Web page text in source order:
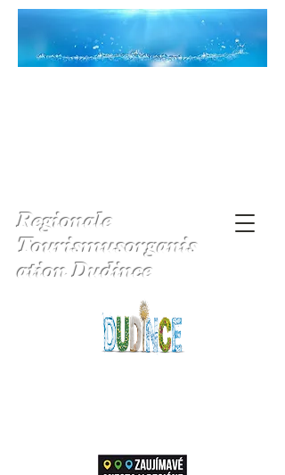
Regionale
Tourismusorganis
ation Dudince